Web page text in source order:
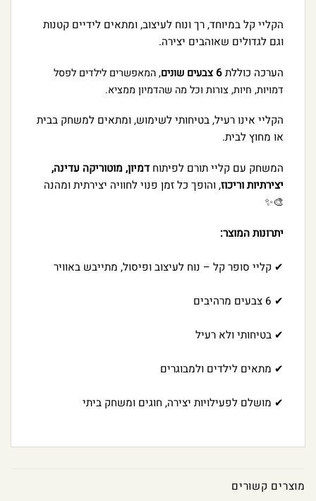
הקליי קל במיוחד, רך ונוח לעיצוב, ומתאים לידיים קטנות
וגם לגדולים שאוהבים יצירה.
הערכה כוללת6 צבעים שונים, המאפשרים לילדים לפסל
דמויות, חיות, צורות וכל מה שהדמיון ממציא.
הקליי אינו רעיל, בטיחותי לשימוש, ומתאים למשחק בבית
או מחוץ לבית.
המשחק עם קליי תורם לפיתוח דמיון, מוטוריקה עדינה,
יצירתיות וריכוז, והופך כל זמן פנוי לחוויה יצירתית ומהנה
🎨✨
יתרונות המוצר:
✔ קליי סופר קל – נוח לעיצוב ופיסול, מתייבש באוויר
✔ 6 צבעים מרהיבים
✔ בטיחותי ולא רעיל
✔ מתאים לילדים ולמבוגרים
✔ מושלם לפעילויות יצירה, חוגים ומשחק ביתי
מוצרים קשורים